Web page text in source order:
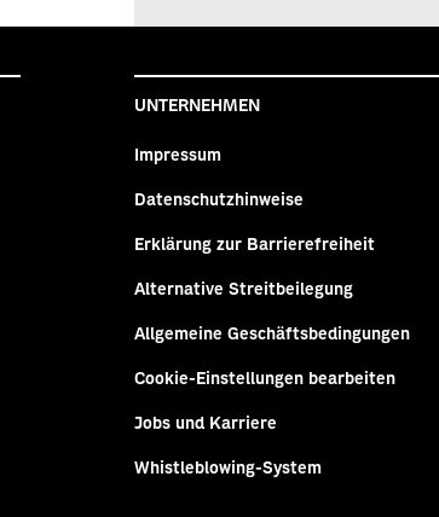
UNTERNEHMEN
Impressum
Datenschutzhinweise
Erklärung zur Barrierefreiheit
Alternative Streitbeilegung
Allgemeine Geschäftsbedingungen
Cookie-Einstellungen bearbeiten
Jobs und Karriere
Whistleblowing-System